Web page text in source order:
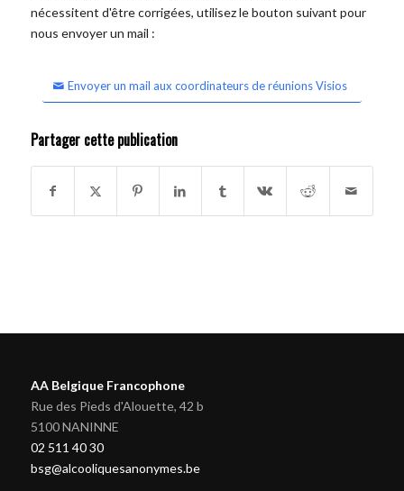
nécessitent d'être corrigées, utilisez le bouton suivant pour
nous envoyer un mail :
Envoyer un mail aux coordinateurs de réunions Visios
Partager cette publication
AA Belgique Francophone
Rue des Pieds d'Alouette, 42 b
5100 NANINNE
02 511 40 30
bsg@alcooliquesanonymes.be